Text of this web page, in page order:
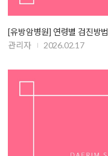
[유방암병원] 연령별 검진방법
관리자
2026.02.17